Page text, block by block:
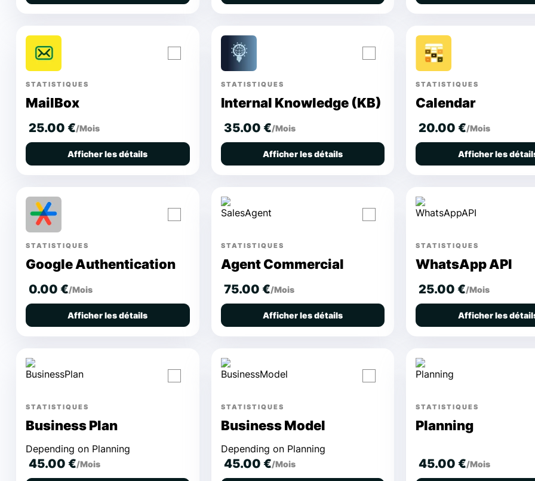
STATISTIQUES
MailBox
25.00 €/Mois
Afficher les détails
STATISTIQUES
Internal Knowledge (KB)
35.00 €/Mois
Afficher les détails
STATISTIQUES
Calendar
20.00 €/Mois
Afficher les
STATISTIQUES
Google Authentication
0.00 €/Mois
Afficher les détails
STATISTIQUES
Agent Commercial
75.00 €/Mois
Afficher les détails
STATISTIQUES
WhatsApp API
25.00 €/Mois
Afficher les
STATISTIQUES
Business Plan
Depending on Planning
45.00 €/Mois
STATISTIQUES
Business Model
Depending on Planning
45.00 €/Mois
STATISTIQUES
Planning
45.00 €/Mois